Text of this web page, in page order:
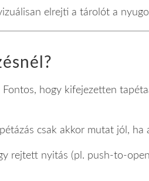
elrejti a tárolót a
Fontos, hogy kifejezetten
csak akkor mutat jól,
rejtett nyitás (pl. push-to-